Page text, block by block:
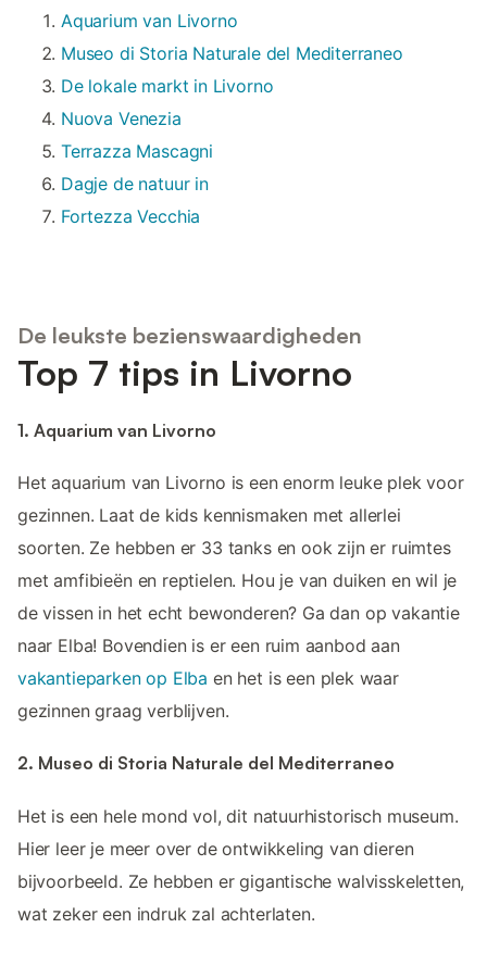
Aquarium van Livorno
Museo di Storia Naturale del Mediterraneo
De lokale markt in Livorno
Nuova Venezia
Terrazza Mascagni
Dagje de natuur in
Fortezza Vecchia
De leukste bezienswaardigheden
Top 7 tips in Livorno
1. Aquarium van Livorno
Het aquarium van Livorno is een enorm leuke plek voor
gezinnen. Laat de kids kennismaken met allerlei
soorten. Ze hebben er 33 tanks en ook zijn er ruimtes
met amfibieën en reptielen. Hou je van duiken en wil je
de vissen in het echt bewonderen? Ga dan op vakantie
naar Elba! Bovendien is er een ruim aanbod aan
vakantieparken op Elba en het is een plek waar
gezinnen graag verblijven.
2. Museo di Storia Naturale del Mediterraneo
Het is een hele mond vol, dit natuurhistorisch museum.
Hier leer je meer over de ontwikkeling van dieren
bijvoorbeeld. Ze hebben er gigantische walvisskeletten,
wat zeker een indruk zal achterlaten.